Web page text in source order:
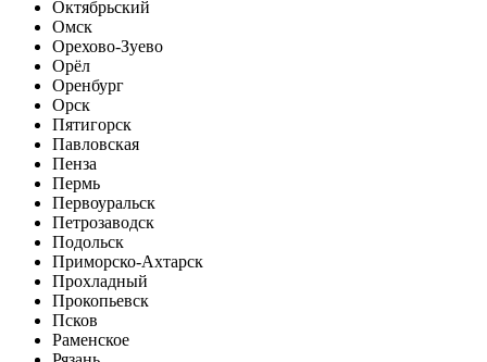
Октябрьский
Омск
Орехово-Зуево
Орёл
Оренбург
Орск
Пятигорск
Павловская
Пенза
Пермь
Первоуральск
Петрозаводск
Подольск
Приморско-Ахтарск
Прохладный
Прокопьевск
Псков
Раменское